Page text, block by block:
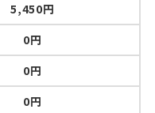
5,450円
0円
0円
0円